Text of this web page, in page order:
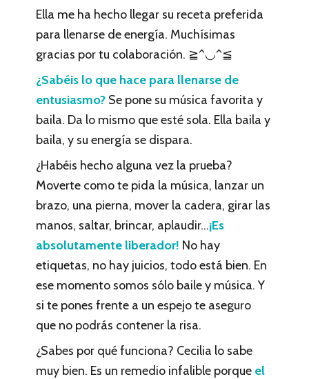
Ella me ha hecho llegar su receta preferida
para llenarse de energía. Muchísimas
gracias por tu colaboración. ≧^◡^≦
¿Sabéis lo que hace para llenarse de
entusiasmo? Se pone su música favorita y
baila. Da lo mismo que esté sola. Ella baila y
baila, y su energía se dispara.
¿Habéis hecho alguna vez la prueba?
Moverte como te pida la música, lanzar un
brazo, una pierna, mover la cadera, girar las
manos, saltar, brincar, aplaudir…¡Es
absolutamente liberador! No hay
etiquetas, no hay juicios, todo está bien. En
ese momento somos sólo baile y música. Y
si te pones frente a un espejo te aseguro
que no podrás contener la risa.
¿Sabes por qué funciona? Cecilia lo sabe
muy bien. Es un remedio infalible porque el